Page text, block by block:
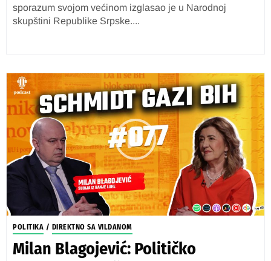
sporazum svojom većinom izglasao je u Narodnoj
skupštini Republike Srpske....
POLITIKA / DIREKTNO SA VILDANOM
Milan Blagojević: Političko